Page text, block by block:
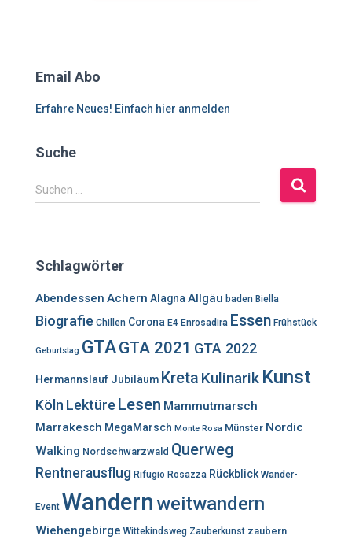
Email Abo
Erfahre Neues! Einfach hier anmelden
Suche
S
u
n
a
c
:
Suchen …
Schlagwörter
Abendessen Achern AlagnaAllgäu baden Biella
Biografie Chillen Corona E4 Enrosadira Essen Frühstück
Geburtstag GTAGTA 2021 GTA 2022
Hermannslauf Jubiläum Kreta Kulinarik Kunst
Köln LektüreLesen Mammutmarsch
Marrakesch MegaMarsch Monte Rosa Münster Nordic
Walking Nordschwarzwald Querweg
Rentnerausflug Rifugio Rosazza Rückblick Wander-
Event Wandern weitwandern
Wiehengebirge Wittekindsweg Zauberkunst zaubern